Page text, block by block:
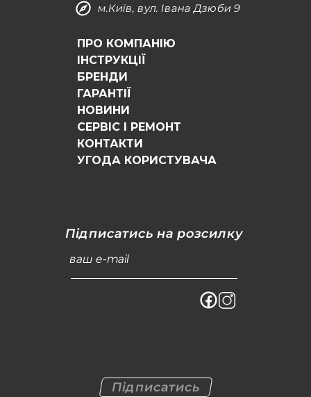
м.Київ, вул. Івана Дзюби 9
ПРО КОМПАНІЮ
ІНСТРУКЦІЇ
БРЕНДИ
ГАРАНТІЇ
НОВИНИ
СЕРВІС І РЕМОНТ
КОНТАКТИ
УГОДА КОРИСТУВАЧА
Підписатись на розсилку
ваш e-mail
Підписатись